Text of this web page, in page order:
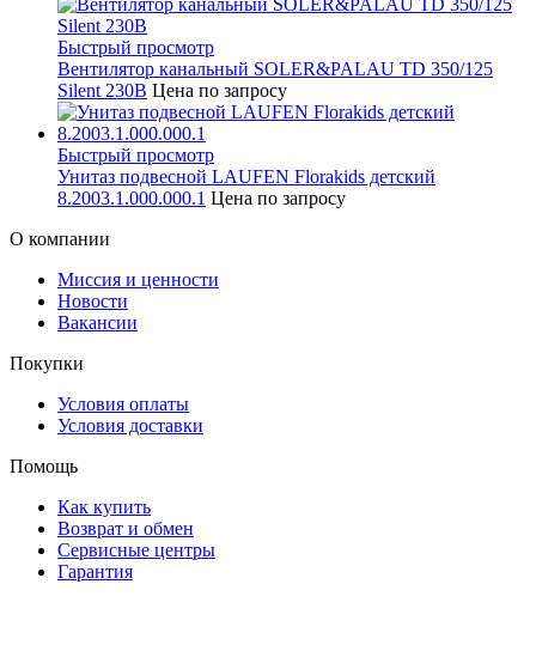
Быстрый просмотр
Вентилятор канальный SOLER&PALAU TD 350/125
Silent 230В Цена по запросу
Быстрый просмотр
Унитаз подвесной LAUFEN Florakids детский
8.2003.1.000.000.1 Цена по запросу
О компании
Миссия и ценности
Новости
Вакансии
Покупки
Условия оплаты
Условия доставки
Помощь
Как купить
Возврат и обмен
Сервисные центры
Гарантия